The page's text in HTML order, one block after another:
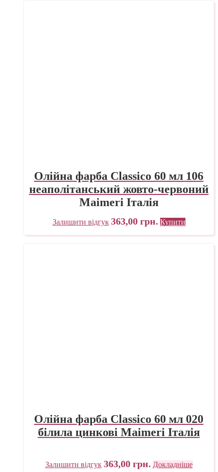
Олійна фарба Classico 60 мл 106
неаполітанський жовто-червоний
Maimeri Італія
Залишити відгук 363,00 грн. Купити
Олійна фарба Classico 60 мл 020
білила цинкові Maimeri Італія
Залишити відгук 363,00 грн. Докладніше